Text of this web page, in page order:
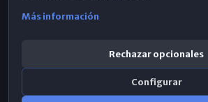
Más información
Rechazar opcionales
Configurar